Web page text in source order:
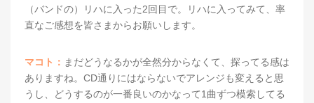
（バンドの）リハに入った2回目で。リハに入ってみて、率
直なご感想を皆さまからお願いします。
マコト： まだどうなるかが全然分からなくて、探ってる感は
ありますね。CD通りにはならないでアレンジも変えると思
うし、どうするのが一番良いのかなって1曲ずつ模索してる